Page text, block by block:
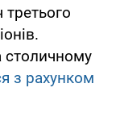
столичному
з рахунком